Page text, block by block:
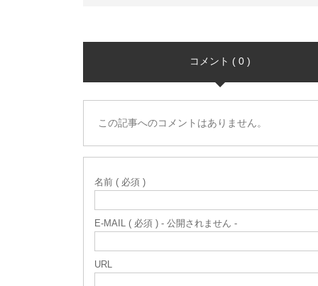
コメント ( 0 )
この記事へのコメントはありません。
名前 ( 必須 )
E-MAIL ( 必須 ) - 公開されません -
URL